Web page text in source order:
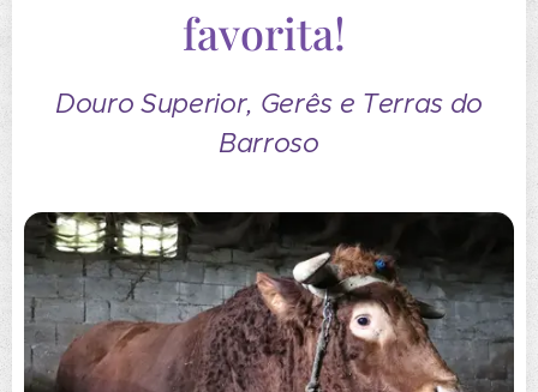
favorita!
Douro Superior, Gerês e Terras do
Barroso